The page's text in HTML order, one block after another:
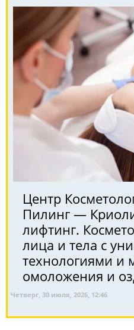
Центр
Пилинг —
лифтинг.
лица и тела с
технологиями и
омоложения и
Четверг, 30 июля, 2026, 12:46